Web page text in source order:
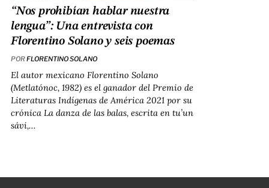
“Nos prohibían hablar nuestra
lengua”: Una entrevista con
Florentino Solano y seis poemas
PORFLORENTINO SOLANO
El autor mexicano Florentino Solano
(Metlatónoc, 1982) es el ganador del Premio de
Literaturas Indígenas de América 2021 por su
crónica La danza de las balas, escrita en tu’un
sávi,…